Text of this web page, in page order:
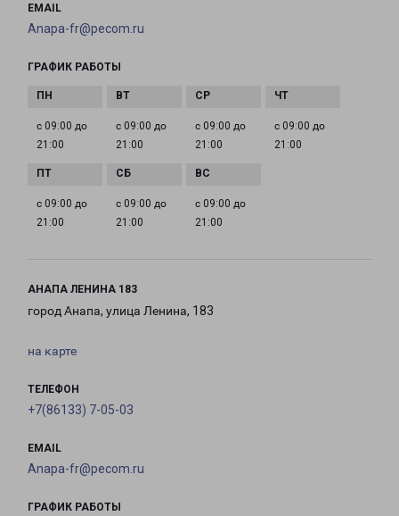
EMAIL
Anapa-fr@pecom.ru
ГРАФИК РАБОТЫ
с 09:00 до
21:00
с 09:00 до
21:00
с 09:00 до
21:00
с 09:00 до
21:00
с 09:00 до
21:00
с 09:00 до
21:00
с 09:00 до
21:00
АНАПА ЛЕНИНА 183
город Анапа, улица Ленина, 183
на карте
ТЕЛЕФОН
+7(86133) 7-05-03
EMAIL
Anapa-fr@pecom.ru
ГРАФИК РАБОТЫ